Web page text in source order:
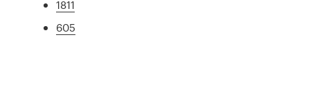
1811
605